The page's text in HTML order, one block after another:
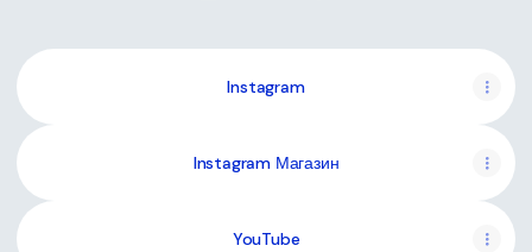
Instagram
Instagram Магазин
YouTube